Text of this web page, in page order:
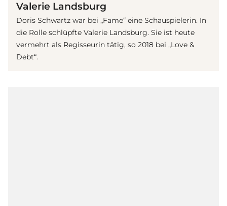
Valerie Landsburg
Doris Schwartz war bei „Fame“ eine Schauspielerin. In
die Rolle schlüpfte Valerie Landsburg. Sie ist heute
vermehrt als Regisseurin tätig, so 2018 bei „Love &
Debt“.